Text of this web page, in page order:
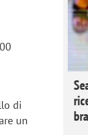
di
un
i
e